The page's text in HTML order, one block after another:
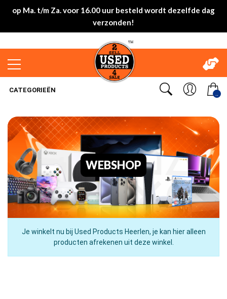
op Ma. t/m Za. voor 16.00 uur besteld wordt dezelfde dag
verzonden!
..
CATEGORIEËN
WEBSHOP
Je winkelt nu bij Used Products Heerlen, je kan hier alleen
producten afrekenen uit deze winkel.